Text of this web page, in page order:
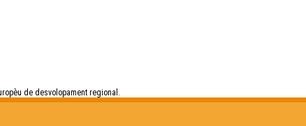
de desvolopament regional.